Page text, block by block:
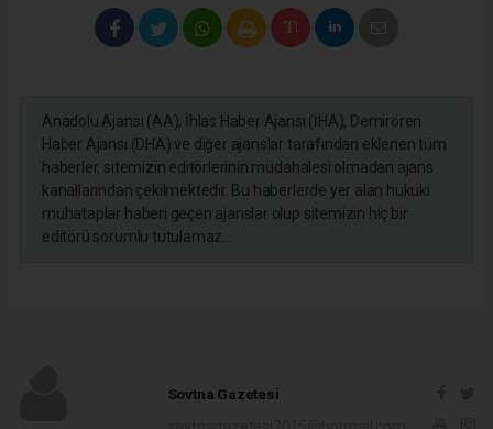
Anadolu Ajansı (AA), İhlas Haber Ajansı (İHA), Demirören
Haber Ajansı (DHA) ve diğer ajanslar tarafından eklenen tüm
haberler, sitemizin editörlerinin müdahalesi olmadan ajans
kanallarından çekilmektedir. Bu haberlerde yer alan hukuki
muhataplar haberi geçen ajanslar olup sitemizin hiç bir
editörü sorumlu tutulamaz...
Sovtna Gazetesi